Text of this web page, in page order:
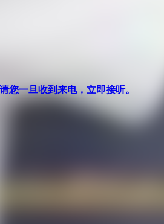
您一旦收到来电，立即接听。